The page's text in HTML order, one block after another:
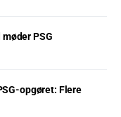
PSG
opgøret: Flere